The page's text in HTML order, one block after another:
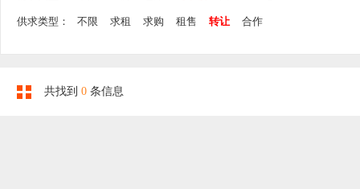
供求类型： 不限 求租 求购 租售 转让 合作
共找到 0 条信息